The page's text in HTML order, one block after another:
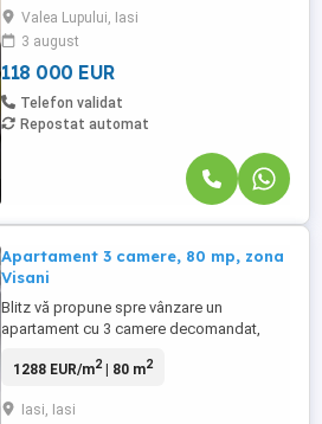
modern. Detalii apartament: 2 dormitoare
spațioase și luminoase Living și bucătărie
open space, ...
Valea Lupului, Iasi
3 august
118 000 EUR
Telefon validat
Repostat automat
Apartament 3 camere, 80 mp, zona
Visani
Blitz vă propune spre vânzare un
apartament cu 3 camere decomandat,
Locuința este spațioasă, luminoasă și
confort și intimitate pentru întreaga
1288 EUR/m2| 80 m2
Iasi, Iasi